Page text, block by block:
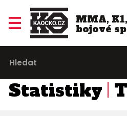
MMA,
bojové
Statistiky